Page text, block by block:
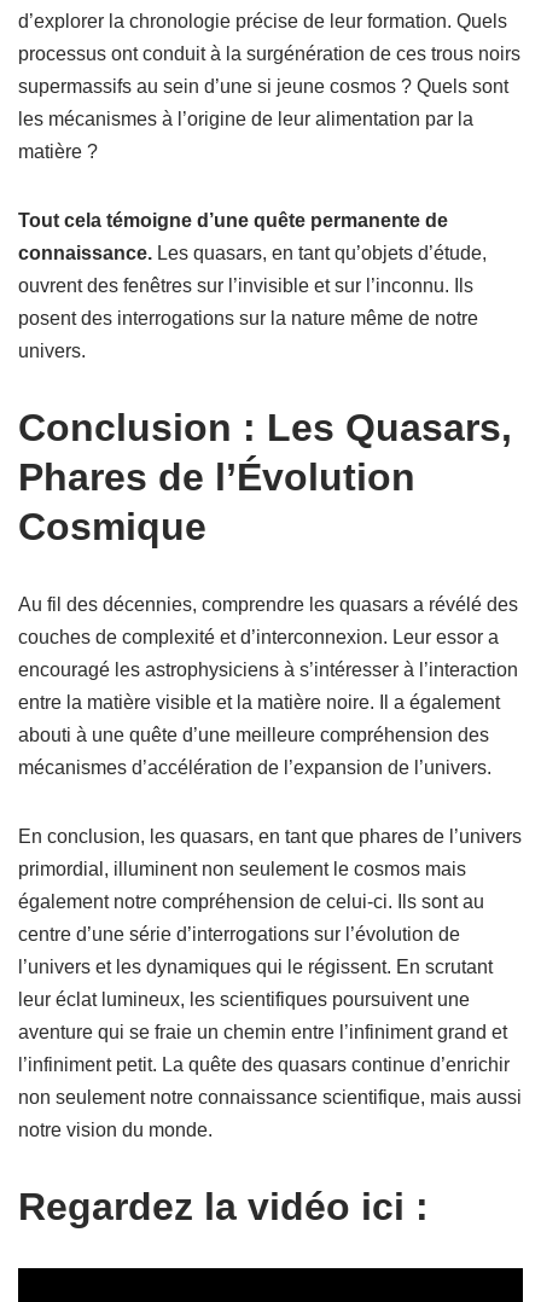
d’explorer la chronologie précise de leur formation. Quels
processus ont conduit à la surgénération de ces trous noirs
supermassifs au sein d’une si jeune cosmos ? Quels sont
les mécanismes à l’origine de leur alimentation par la
matière ?
Tout cela témoigne d’une quête permanente de
connaissance. Les quasars, en tant qu’objets d’étude,
ouvrent des fenêtres sur l’invisible et sur l’inconnu. Ils
posent des interrogations sur la nature même de notre
univers.
Conclusion : Les Quasars,
Phares de l’Évolution
Cosmique
Au fil des décennies, comprendre les quasars a révélé des
couches de complexité et d’interconnexion. Leur essor a
encouragé les astrophysiciens à s’intéresser à l’interaction
entre la matière visible et la matière noire. Il a également
abouti à une quête d’une meilleure compréhension des
mécanismes d’accélération de l’expansion de l’univers.
En conclusion, les quasars, en tant que phares de l’univers
primordial, illuminent non seulement le cosmos mais
également notre compréhension de celui-ci. Ils sont au
centre d’une série d’interrogations sur l’évolution de
l’univers et les dynamiques qui le régissent. En scrutant
leur éclat lumineux, les scientifiques poursuivent une
aventure qui se fraie un chemin entre l’infiniment grand et
l’infiniment petit. La quête des quasars continue d’enrichir
non seulement notre connaissance scientifique, mais aussi
notre vision du monde.
Regardez la vidéo ici :